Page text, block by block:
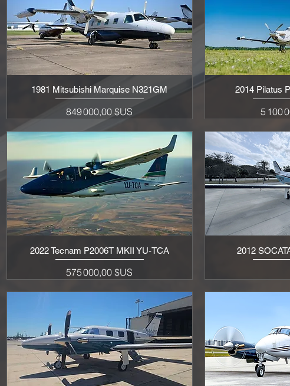
Aperçu rapide
1981 Mitsubishi Marquise N321GM
Prix
849 000,00 $US
2014 Pilatus
Prix
5 100
Aperçu rapide
2022 Tecnam P2006T MKII YU-TCA
Prix
575 000,00 $US
2012